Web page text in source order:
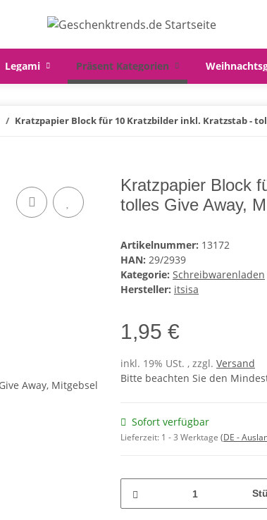
Legami Präsent Kategorien
Kratzpapier Block für 10 Kratzbilder inkl. Kratzstab -
Kratzpapier Block
tolles Give Away,
Artikelnummer: 13172
HAN: 29/2939
Kategorie: Schreibwarenladen
Hersteller: itsisa
1,95 €
inkl. 19% USt. , zzgl. Versand
Bitte beachten Sie den
Sofort verfügbar
Lieferzeit: 1 - 3 Werktage (DE -